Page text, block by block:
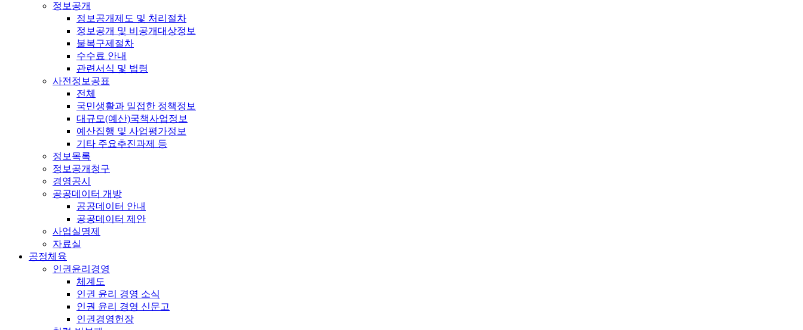
정보공개
정보공개제도 및 처리절차
정보공개 및 비공개대상정보
불복구제절차
수수료 안내
관련서식 및 법령
사전정보공표
전체
국민생활과 밀접한 정책정보
대규모(예산)국책사업정보
예산집행 및 사업평가정보
기타 주요추진과제 등
정보목록
정보공개청구
경영공시
공공데이터 개방
공공데이터 안내
공공데이터 제안
사업실명제
자료실
공정체육
인권윤리경영
체계도
인권 윤리 경영 소식
인권 윤리 경영 신문고
인권경영헌장